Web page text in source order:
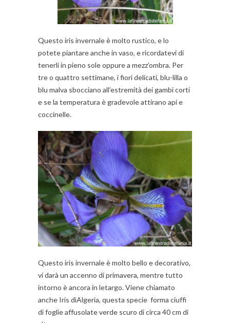
Questo iris invernale è molto rustico, e lo
potete piantare anche in vaso, e ricordatevi di
tenerli in pieno sole oppure a mezz’ombra. Per
tre o quattro settimane, i fiori delicati, blu-lilla o
blu malva sbocciano all’estremità dei gambi corti
e se la temperatura è gradevole attirano api e
coccinelle.
Questo iris invernale è molto bello e decorativo,
vi darà un accenno di primavera, mentre tutto
intorno è ancora in letargo. Viene chiamato
anche Iris dìAlgeria, questa specie forma ciuffi
di foglie affusolate verde scuro di circa 40 cm di